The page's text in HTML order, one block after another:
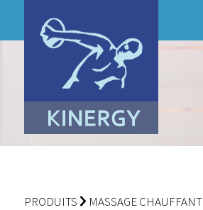
PRODUITS MASSAGE CHAUFFANT